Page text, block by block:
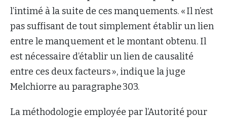
l’intimé à la suite de ces manquements. « Il n’est
pas suffisant de tout simplement établir un lien
entre le manquement et le montant obtenu. Il
est nécessaire d’établir un lien de causalité
entre ces deux facteurs », indique la juge
Melchiorre au paragraphe 303.
La méthodologie employée par l’Autorité pour